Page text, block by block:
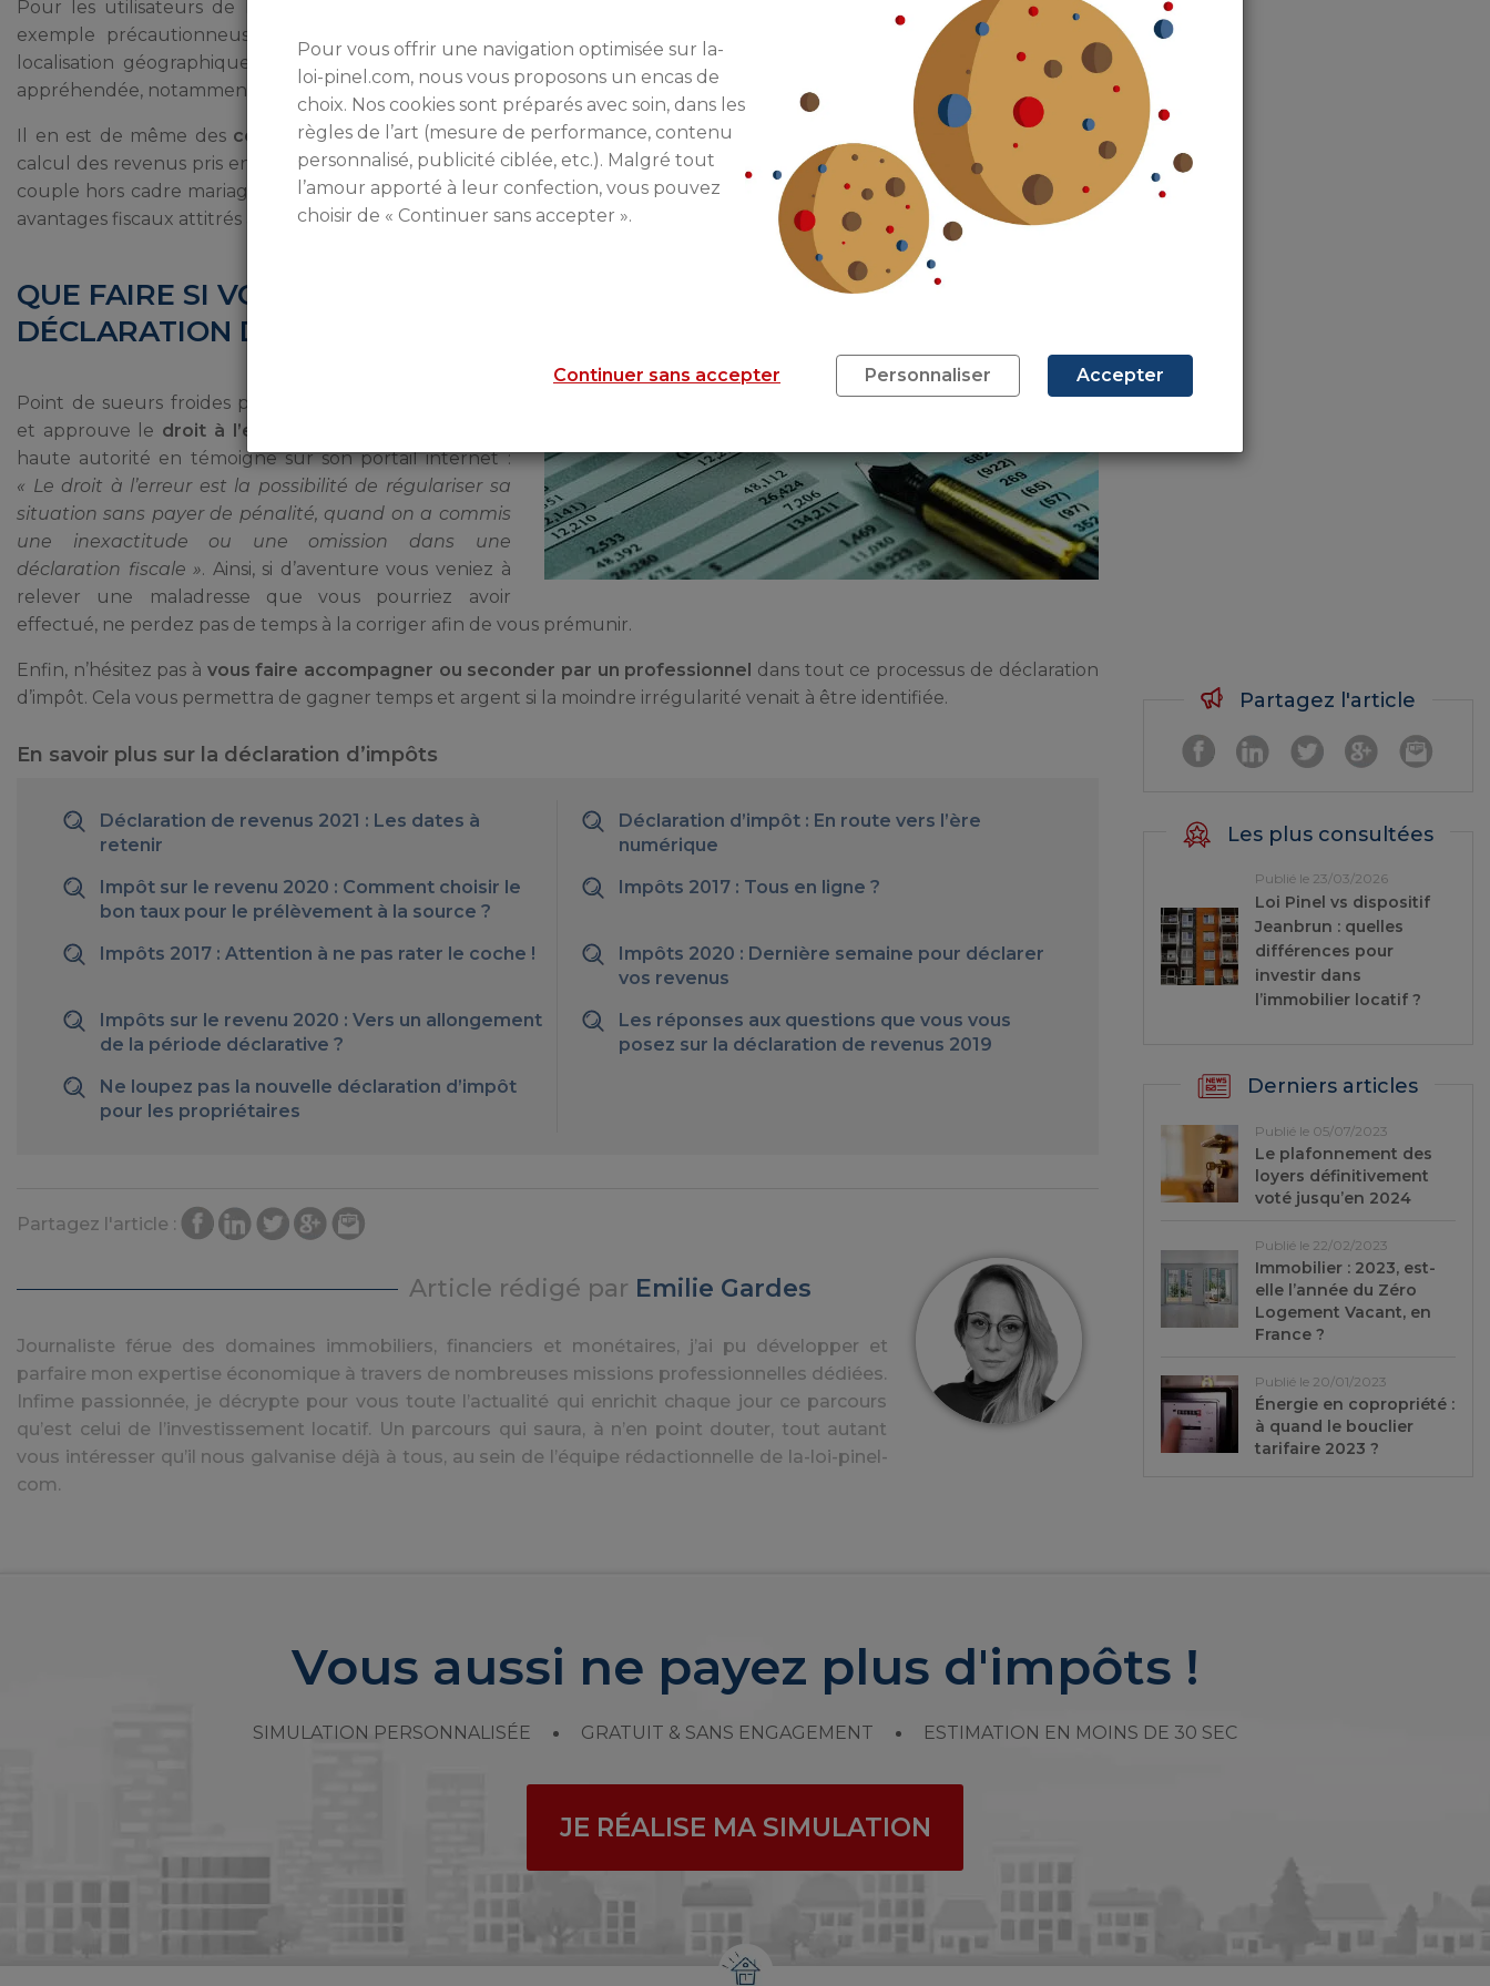
Pour les utilisateurs de la loi Pinel, anciennement loi Duflot, le ministère de l’Economie et des Finances vérifie par
exemple précautionneusement que
, en fonction de la
localisation géographique et de la surface du bien. Or, il est très fréquent dans les faits, que cette surface soit mal
appréhendée, notamment pour celle des annexes, et qu’elle fausse donc la détermination du loyer, estimé à la hausse.
Il en est de même des conditions de ressourcesentourant le locataire choisi. Très souvent, l’administration réfute le
calcul des revenus pris en compte au rapport à la situation personnelle du résident, en particulier lorsque celui-ci vit en
couple hors cadre mariage ou PACS. Dans tous ces cas-ci, les pouvoirs publics n’hésitent pas à remettre en question les
avantages fiscaux attitrés aux propriétaires-bailleurs.
QUE FAIRE SI VOUS AVEZ COMMIS UNE ERREUR SUR VOTRE
DÉCLARATION D’IMPÔT ?
Point de sueurs froides prématurées, Bercy reconnait
et approuve le droit à l’erreur en matière fiscale
haute autorité en témoigne sur son portail internet :
« Le droit à l’erreur est la possibilité de régulariser sa
situation sans payer de pénalité, quand on a commis
une inexactitude ou une omission dans une
déclaration fiscale ». Ainsi, si d’aventure vous veniez à
relever une maladresse que vous pourriez avoir
effectué, ne perdez pas de temps à la corriger afin de vous prémunir.
Enfin, n’hésitez pas à vous faire accompagner ou seconder par un professionnel dans tout ce processus de déclaration
d’impôt. Cela vous permettra de gagner temps et argent si la moindre irrégularité venait à être identifiée.
En savoir plus sur la déclaration d’impôts
Déclaration de revenus 2021 : Les dates à
retenir
Déclaration d’impôt : En route vers l’ère
numérique
Impôt sur le revenu 2020 : Comment choisir le
bon taux pour le prélèvement à la source ?
Impôts 2017 : Tous en ligne ?
Impôts 2017 : Attention à ne pas rater le coche !
Impôts 2020 : Dernière semaine pour déclarer
vos revenus
Impôts sur le revenu 2020 : Vers un allongement
de la période déclarative ?
Les réponses aux questions que vous vous
posez sur la déclaration de revenus 2019
Ne loupez pas la nouvelle déclaration d’impôt
pour les propriétaires
Partagez l'article :
Article rédigé par Emilie Gardes
Journaliste férue des domaines immobiliers, financiers et monétaires, j’ai pu développer et
parfaire mon expertise économique à travers de nombreuses missions professionnelles dédiées.
Infime passionnée, je décrypte pour vous toute l’actualité qui enrichit chaque jour ce parcours
qu’est celui de l’investissement locatif. Un parcours qui saura, à n’en point douter, tout autant
vous intéresser qu’il nous galvanise déjà à tous, au sein de l’équipe rédactionnelle de la-loi-pinel-
com.
Partagez l'article
Les plus consultées
Publié le 23/03/2026
Loi Pinel vs dispositif
Jeanbrun : quelles
différences pour
investir dans
l’immobilier locatif ?
Derniers articles
Publié le 05/07/2023
Le plafonnement des
loyers définitivement
voté jusqu’en 2024
Publié le 22/02/2023
Immobilier : 2023, est-
elle l’année du Zéro
Logement Vacant, en
France ?
Publié le 20/01/2023
Énergie en copropriété :
à quand le bouclier
tarifaire 2023 ?
Vous aussi ne payez plus d'impôts !
SIMULATION PERSONNALISÉE GRATUIT & SANS ENGAGEMENT ESTIMATION EN MOINS DE 30 SEC
JE RÉALISE MA SIMULATION
Pour vous offrir une navigation optimisée sur la-
loi-pinel.com, nous vous proposons un encas de
choix. Nos cookies sont préparés avec soin, dans les
règles de l’art (mesure de performance, contenu
personnalisé, publicité ciblée, etc.). Malgré tout
l’amour apporté à leur confection, vous pouvez
choisir de « Continuer sans accepter ».
Continuer sans accepter Personnaliser Accepter